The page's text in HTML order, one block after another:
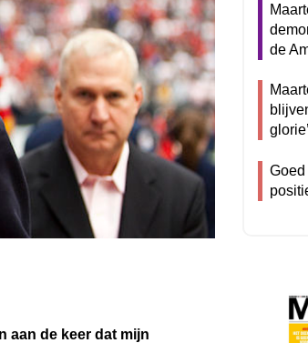
aan de keer dat mijn
de
glorie’